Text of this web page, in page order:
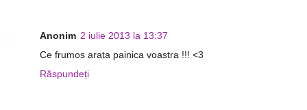
Anonim 2 iulie 2013 la 13:37
Ce frumos arata painica voastra !!! <3
Răspundeți